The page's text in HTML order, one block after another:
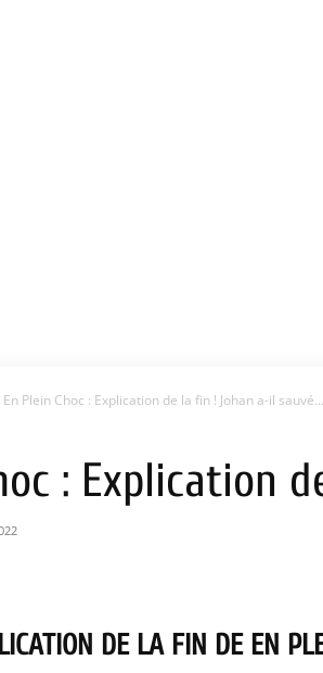
En Plein Choc : Explication de la fin ! Johan a-il sauvé...
: Explication
DE LA FIN DE EN